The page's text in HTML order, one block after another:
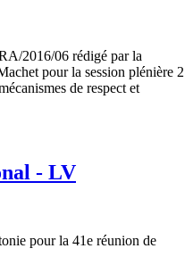
2016/06 rédigé par la
pour la session plénière 2
de respect et
- LV
pour la 41e réunion de